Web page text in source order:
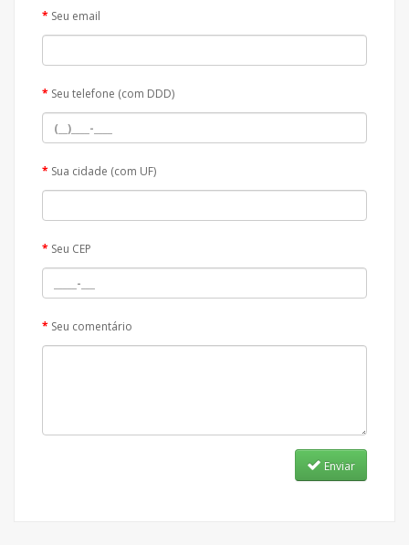
Seu email
Seu telefone (com DDD)
Sua cidade (com UF)
Seu CEP
Seu comentário
Enviar